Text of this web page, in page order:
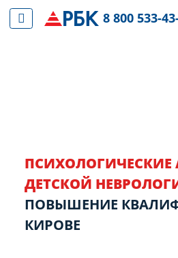
ПСИХОЛОГИЧЕСКИЕ
ДЕТСКОЙ
ПОВЫШЕНИЕ
КИРОВЕ
8 800 533-